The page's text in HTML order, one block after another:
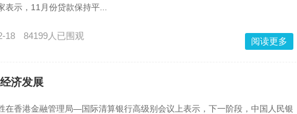
示，11月份贷款保持平...
18 84199人已围观
阅读更多
济发展
在香港金融管理局―国际清算银行高级别会议上表示，下一阶段，中国人民银